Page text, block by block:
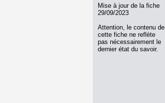
Mise à jour de la fiche
29/09/2023
Attention, le contenu de
cette fiche ne reflète
pas nécessairement le
dernier état du savoir.